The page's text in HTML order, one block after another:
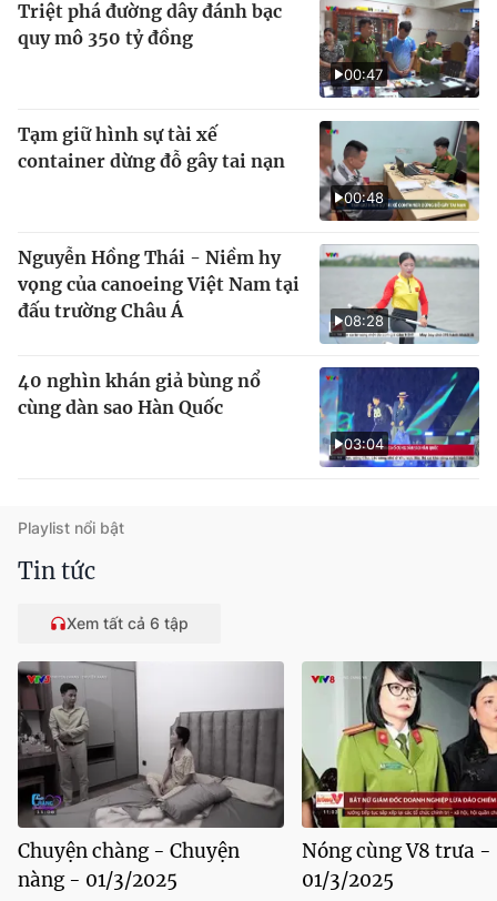
00:47
Triệt phá đường dây đánh bạc
quy mô 350 tỷ đồng
00:48
Tạm giữ hình sự tài xế
container dừng đỗ gây tai nạn
08:28
Nguyễn Hồng Thái - Niềm hy
vọng của canoeing Việt Nam tại
đấu trường Châu Á
03:04
40 nghìn khán giả bùng nổ
cùng dàn sao Hàn Quốc
Playlist nổi bật
Tin tức
Xem tất cả 6 tập
Chuyện chàng - Chuyện
nàng - 01/3/2025
Nóng cùng V8 trưa -
01/3/2025